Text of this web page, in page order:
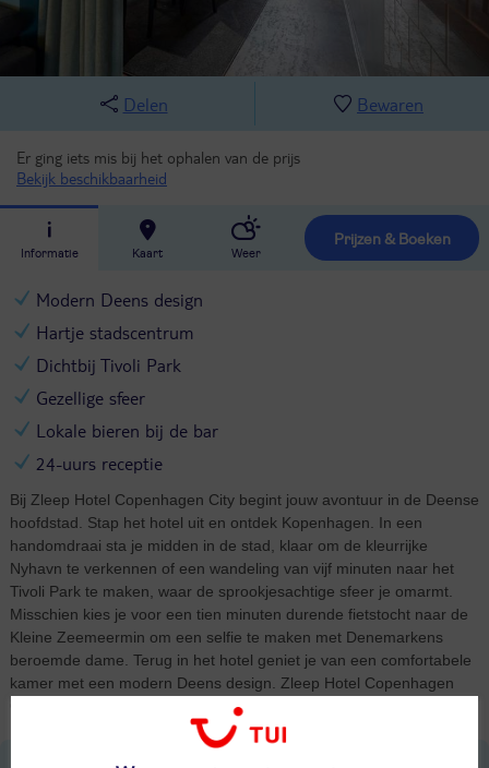
Delen Bewaren
Er ging iets mis bij het ophalen van de prijs
Bekijk beschikbaarheid
Informatie Kaart Weer
Prijzen & Boeken
Modern Deens design
Hartje stadscentrum
Dichtbij Tivoli Park
Gezellige sfeer
Lokale bieren bij de bar
24-uurs receptie
Bij Zleep Hotel Copenhagen City begint jouw avontuur in de Deense
hoofdstad. Stap het hotel uit en ontdek Kopenhagen. In een
handomdraai sta je midden in de stad, klaar om de kleurrijke
Nyhavn te verkennen of een wandeling van vijf minuten naar het
Tivoli Park te maken, waar de sprookjesachtige sfeer je omarmt.
Misschien kies je voor een tien minuten durende fietstocht naar de
Kleine Zeemeermin om een selfie te maken met Denemarkens
beroemde dame. Terug in het hotel geniet je van een comfortabele
kamer met een modern Deens design. Zleep Hotel Copenhagen
City is jouw gezellige thuisbasis in een stad die nooit slaapt.